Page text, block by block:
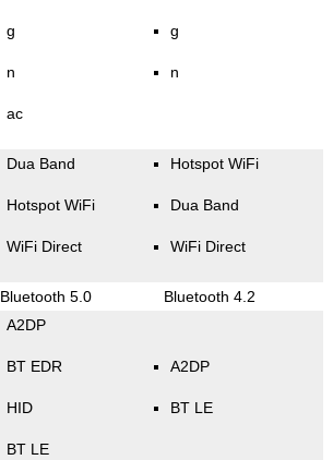
g
n
ac
g
n
Dua Band
Hotspot WiFi
WiFi Direct
Hotspot WiFi
Dua Band
WiFi Direct
Bluetooth 5.0 Bluetooth 4.2
A2DP
BT EDR
HID
BT LE
A2DP
BT LE